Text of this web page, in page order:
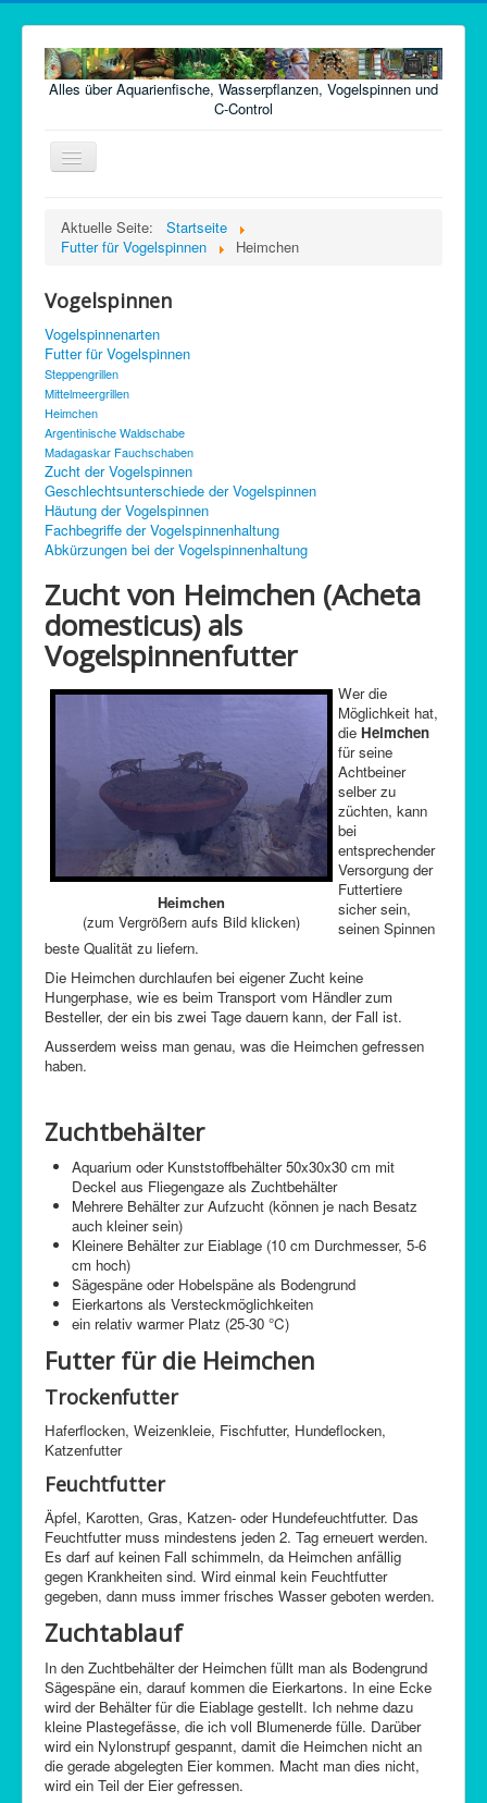
Alles über Aquarienfische, Wasserpflanzen, Vogelspinnen und
C-Control
Navigation
Fische
Technik
Krankheiten
Vogelspinnen
Argentinische Waldschaben
C-Control
Sitemap
Aktuelle Seite:
Startseite
Futter für Vogelspinnen
Heimchen
Vogelspinnen
Vogelspinnenarten
Futter für Vogelspinnen
Steppengrillen
Mittelmeergrillen
Heimchen
Argentinische Waldschabe
Madagaskar Fauchschaben
Zucht der Vogelspinnen
Geschlechtsunterschiede der Vogelspinnen
Häutung der Vogelspinnen
Fachbegriffe der Vogelspinnenhaltung
Abkürzungen bei der Vogelspinnenhaltung
Zucht von Heimchen (Acheta
domesticus) als
Vogelspinnenfutter
Heimchen
(zum Vergrößern aufs Bild klicken)
Wer die
Möglichkeit hat,
die Heimchen
für seine
Achtbeiner
selber zu
züchten, kann
bei
entsprechender
Versorgung der
Futtertiere
sicher sein,
seinen Spinnen
beste Qualität zu liefern.
Die Heimchen durchlaufen bei eigener Zucht keine
Hungerphase, wie es beim Transport vom Händler zum
Besteller, der ein bis zwei Tage dauern kann, der Fall ist.
Ausserdem weiss man genau, was die Heimchen gefressen
haben.
Zuchtbehälter
Aquarium oder Kunststoffbehälter 50x30x30 cm mit
Deckel aus Fliegengaze als Zuchtbehälter
Mehrere Behälter zur Aufzucht (können je nach Besatz
auch kleiner sein)
Kleinere Behälter zur Eiablage (10 cm Durchmesser, 5-6
cm hoch)
Sägespäne oder Hobelspäne als Bodengrund
Eierkartons als Versteckmöglichkeiten
ein relativ warmer Platz (25-30 °C)
Futter für die Heimchen
Trockenfutter
Haferflocken, Weizenkleie, Fischfutter, Hundeflocken,
Katzenfutter
Feuchtfutter
Äpfel, Karotten, Gras, Katzen- oder Hundefeuchtfutter. Das
Feuchtfutter muss mindestens jeden 2. Tag erneuert werden.
Es darf auf keinen Fall schimmeln, da Heimchen anfällig
gegen Krankheiten sind. Wird einmal kein Feuchtfutter
gegeben, dann muss immer frisches Wasser geboten werden.
Zuchtablauf
In den Zuchtbehälter der Heimchen füllt man als Bodengrund
Sägespäne ein, darauf kommen die Eierkartons. In eine Ecke
wird der Behälter für die Eiablage gestellt. Ich nehme dazu
kleine Plastegefässe, die ich voll Blumenerde fülle. Darüber
wird ein Nylonstrupf gespannt, damit die Heimchen nicht an
die gerade abgelegten Eier kommen. Macht man dies nicht,
wird ein Teil der Eier gefressen.